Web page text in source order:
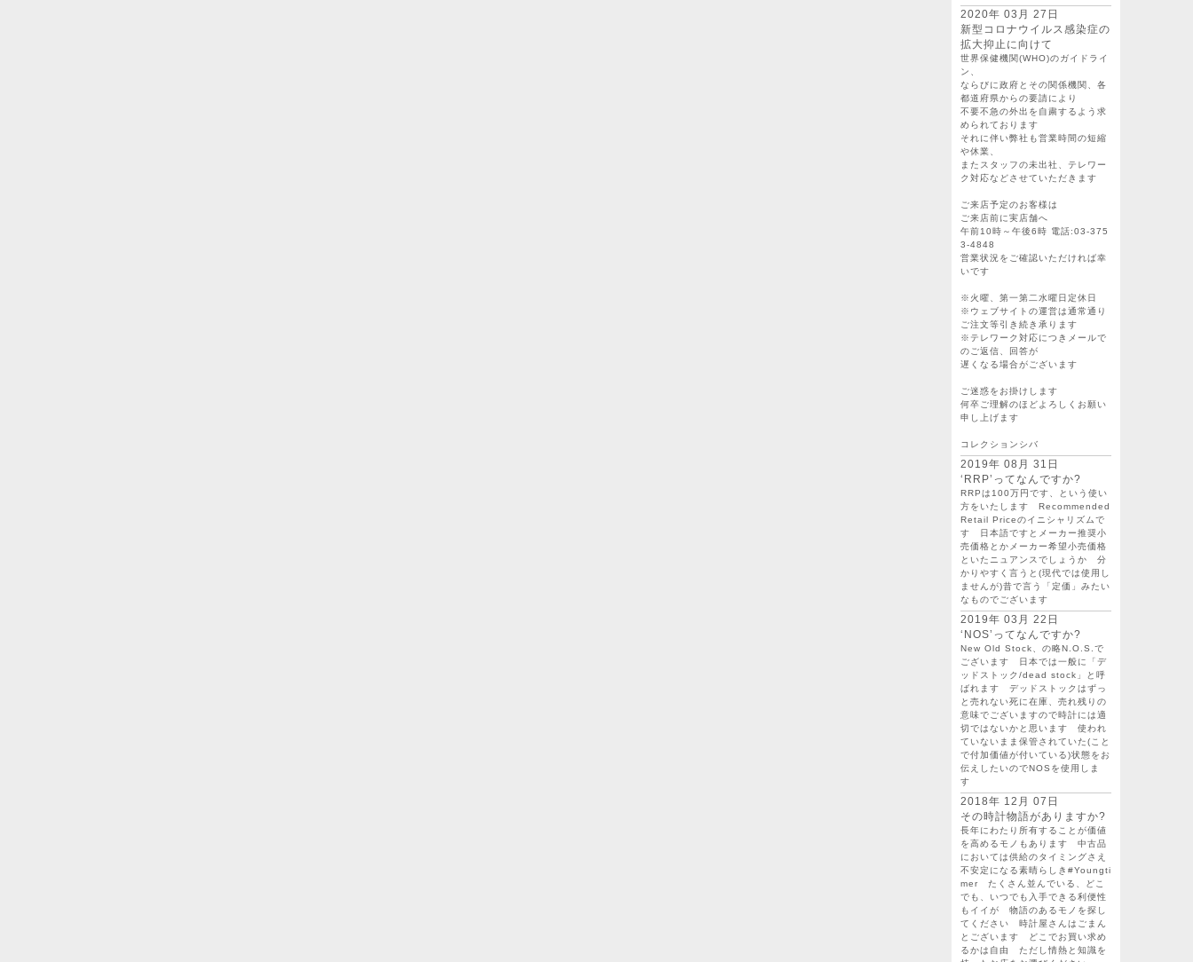
2020年 03月 27日
新型コロナウイルス感染症の
拡大抑止に向けて
世界保健機関(WHO)のガイドライ
ン、
ならびに政府とその関係機関、各
都道府県からの要請により
不要不急の外出を自粛するよう求
められております
それに伴い弊社も営業時間の短縮
や休業、
またスタッフの未出社、テレワー
ク対応などさせていただきます
ご来店予定のお客様は
ご来店前に実店舗へ
午前10時～午後6時 電話:03-375
3-4848
営業状況をご確認いただければ幸
いです
※火曜、第一第二水曜日定休日
※ウェブサイトの運営は通常通り
ご注文等引き続き承ります
※テレワーク対応につきメールで
のご返信、回答が
遅くなる場合がございます
ご迷惑をお掛けします
何卒ご理解のほどよろしくお願い
申し上げます
コレクションシバ
2019年 08月 31日
‘RRP’ってなんですか?
RRPは100万円です、という使い
方をいたします Recommended
Retail Priceのイニシャリズムで
す 日本語ですとメーカー推奨小
売価格とかメーカー希望小売価格
といたニュアンスでしょうか 分
かりやすく言うと(現代では使用し
ませんが)昔で言う「定価」みたい
なものでございます
2019年 03月 22日
‘NOS’ってなんですか?
New Old Stock、の略N.O.S.で
ございます 日本では一般に「デ
ッドストック/dead stock」と呼
ばれます デッドストックはずっ
と売れない死に在庫、売れ残りの
意味でございますので時計には適
切ではないかと思います 使われ
ていないまま保管されていた(こと
で付加価値が付いている)状態をお
伝えしたいのでNOSを使用しま
す
2018年 12月 07日
その時計物語がありますか?
長年にわたり所有することが価値
を高めるモノもあります 中古品
においては供給のタイミングさえ
不安定になる素晴らしき#Youngti
mer たくさん並んでいる、どこ
でも、いつでも入手できる利便性
もイイが 物語のあるモノを探し
てください 時計屋さんはごまん
とございます どこでお買い求め
るかは自由 ただし情熱と知識を